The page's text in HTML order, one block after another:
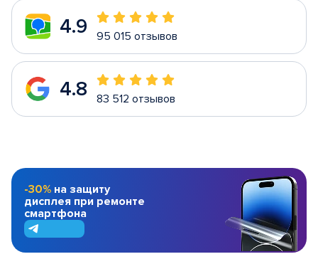
4.9 95 015 отзывов
4.8 83 512 отзывов
-30% на защиту
дисплея при ремонте
смартфона